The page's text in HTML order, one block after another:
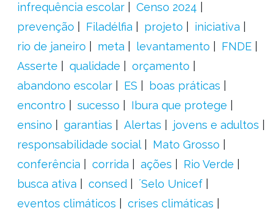
infrequência escolar
Censo 2024
prevenção
Filadélfia projeto
iniciativa
rio de janeiro
meta levantamento
FNDE
Asserte
qualidade
orçamento
abandono escolar
ES
boas práticas
encontro
sucesso
Ibura que protege
ensino
garantias Alertas
jovens e adultos
responsabilidade social
Mato Grosso
conferência
corrida ações
Rio Verde
busca ativa
consed
´Selo Unicef
eventos climáticos
crises climáticas